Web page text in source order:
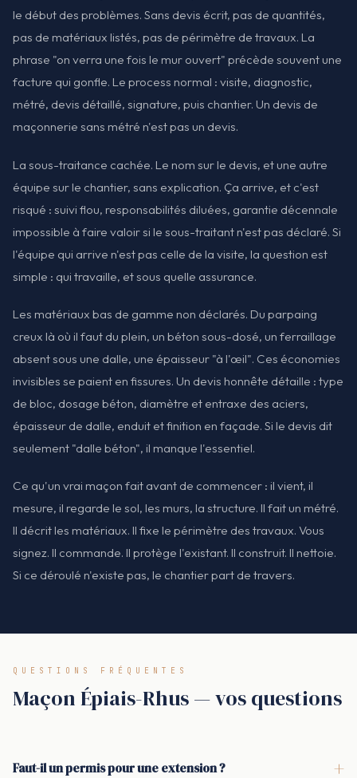
le début des problèmes. Sans devis écrit, pas de quantités,
pas de matériaux listés, pas de périmètre de travaux. La
phrase "on verra une fois le mur ouvert" précède souvent une
facture qui gonfle. Le process normal : visite, diagnostic,
métré, devis détaillé, signature, puis chantier. Un devis de
maçonnerie sans métré n'est pas un devis.
La sous-traitance cachée. Le nom sur le devis, et une autre
équipe sur le chantier, sans explication. Ça arrive, et c'est
risqué : suivi flou, responsabilités diluées, garantie décennale
impossible à faire valoir si le sous-traitant n'est pas déclaré. Si
l'équipe qui arrive n'est pas celle de la visite, la question est
simple : qui travaille, et sous quelle assurance.
Les matériaux bas de gamme non déclarés. Du parpaing
creux là où il faut du plein, un béton sous-dosé, un ferraillage
absent sous une dalle, une épaisseur "à l'œil". Ces économies
invisibles se paient en fissures. Un devis honnête détaille : type
de bloc, dosage béton, diamètre et entraxe des aciers,
épaisseur de dalle, enduit et finition en façade. Si le devis dit
seulement "dalle béton", il manque l'essentiel.
Ce qu'un vrai maçon fait avant de commencer : il vient, il
mesure, il regarde le sol, les murs, la structure. Il fait un métré.
Il décrit les matériaux. Il fixe le périmètre des travaux. Vous
signez. Il commande. Il protège l'existant. Il construit. Il nettoie.
Si ce déroulé n'existe pas, le chantier part de travers.
QUESTIONS FRÉQUENTES
Maçon Épiais-Rhus — vos questions
Faut-il un permis pour une extension ? +